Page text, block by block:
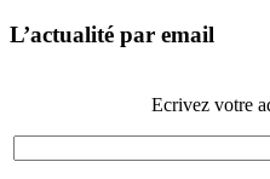
L’actualité par email
Ecrivez votre